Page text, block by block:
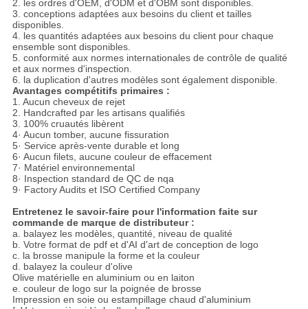
2. les ordres d'OEM, d'ODM et d'OBM sont disponibles.
3. conceptions adaptées aux besoins du client et tailles
disponibles.
4. les quantités adaptées aux besoins du client pour chaque
ensemble sont disponibles.
5. conformité aux normes internationales de contrôle de qualité
et aux normes d'inspection.
6. la duplication d'autres modèles sont également disponible.
Avantages compétitifs primaires :
1. Aucun cheveux de rejet
2. Handcrafted par les artisans qualifiés
3. 100% cruautés libèrent
4· Aucun tomber, aucune fissuration
5· Service après-vente durable et long
6· Aucun filets, aucune couleur de effacement
7· Matériel environnemental
8· Inspection standard de QC de nqa
9· Factory Audits et ISO Certified Company
Entretenez le savoir-faire pour l'information faite sur
commande de marque de distributeur :
a. balayez les modèles, quantité, niveau de qualité
b. Votre format de pdf et d'AI d'art de conception de logo
c. la brosse manipule la forme et la couleur
d. balayez la couleur d'olive
Olive matérielle en aluminium ou en laiton
e. couleur de logo sur la poignée de brosse
Impression en soie ou estampillage chaud d'aluminium